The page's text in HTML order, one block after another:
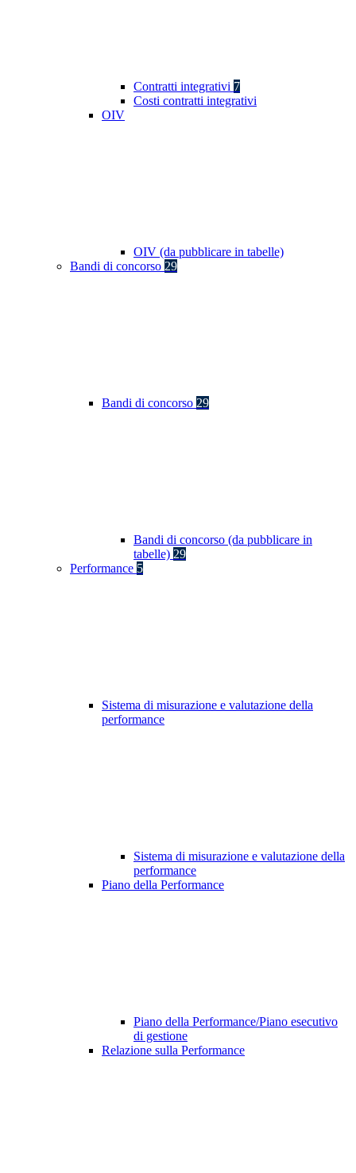
Contratti integrativi 7
Costi contratti integrativi
OIV
OIV (da pubblicare in tabelle)
Bandi di concorso 29
Bandi di concorso 29
Bandi di concorso (da pubblicare in
tabelle) 29
Performance 5
Sistema di misurazione e valutazione della
performance
Sistema di misurazione e valutazione della
performance
Piano della Performance
Piano della Performance/Piano esecutivo
di gestione
Relazione sulla Performance